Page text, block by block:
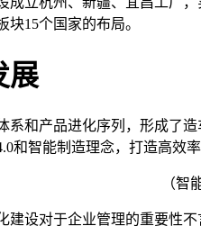
15个国家的布局。
展
系和产品进化序列，形成了
和智能制造理念，打造高效
（智
建设对于企业管理的重要性